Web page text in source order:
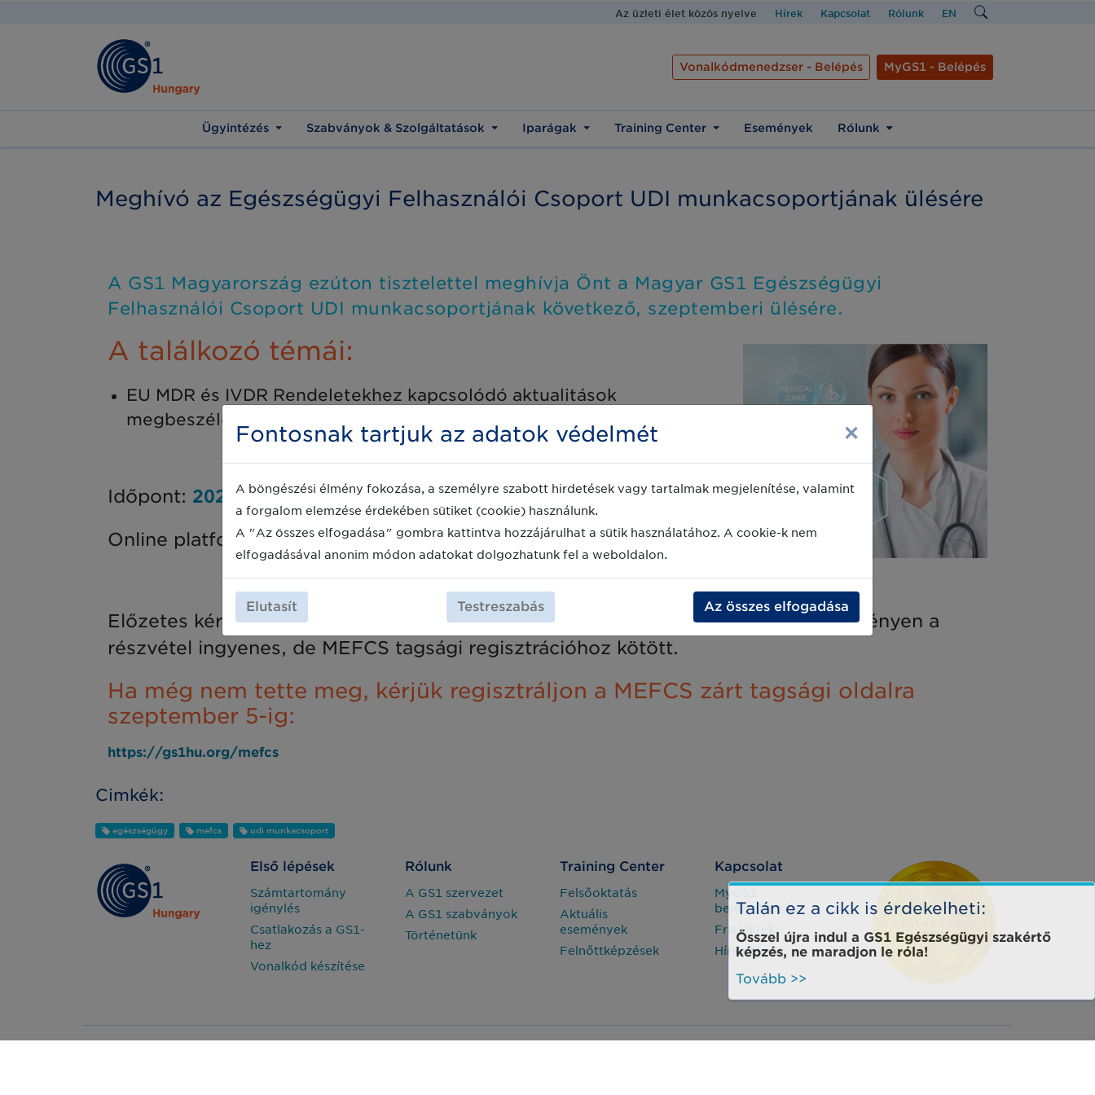
Az üzleti élet közös nyelve Hírek Kapcsolat Rólunk EN
Vonalkódmenedzser - Belépés MyGS1 - Belépés
Ügyintézés Szabványok & Szolgáltatások Iparágak Training Center Események Rólunk
Meghívó az Egészségügyi Felhasználói Csoport UDI munkacsoportjának ülésére
A GS1 Magyarország ezúton tisztelettel meghívja Önt a Magyar GS1 Egészségügyi
Felhasználói Csoport UDI munkacsoportjának következő, szeptemberi ülésére.
A találkozó témái:
EU MDR és IVDR Rendeletekhez kapcsolódó aktualitások
megbeszélése
Időpont: 2023. szeptember 6., szerda, 14:00-16:00
Online platform: Microsoft Teams
Előzetes kérdéseiket kérjük az mefcs@gs1hu.org -ra email címre küldjék.Az eseményen a
részvétel ingyenes, de MEFCS tagsági regisztrációhoz kötött.
Ha még nem tette meg, kérjük regisztráljon a MEFCS zárt tagsági oldalra
szeptember 5-ig:
https://gs1hu.org/mefcs
Cimkék:
egészségügy mefcs udi munkacsoport
Talán ez a cikk is érdekelheti:
Ősszel újra indul a GS1 Egészségügyi szakértő
képzés, ne maradjon le róla!
Tovább >>
Első lépések
Számtartomány
igénylés
Csatlakozás a GS1-
hez
Vonalkód készítése
Rólunk
A GS1 szervezet
A GS1 szabványok
Történetünk
Training Center
Felsőoktatás
Aktuális
események
Felnőttképzések
Kapcsolat
MyGS1
bejelentkezés
Friss hírek
Hírleveleink
Fontosnak tartjuk az adatok védelmét ×
A böngészési élmény fokozása, a személyre szabott hirdetések vagy tartalmak megjelenítése, valamint
a forgalom elemzése érdekében sütiket (cookie) használunk.
A "Az összes elfogadása" gombra kattintva hozzájárulhat a sütik használatához. A cookie-k nem
elfogadásával anonim módon adatokat dolgozhatunk fel a weboldalon.
Elutasít Testreszabás Az összes elfogadása